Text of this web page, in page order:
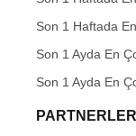
Son 1 Haftada
Son 1 Ayda En
Son 1 Ayda En